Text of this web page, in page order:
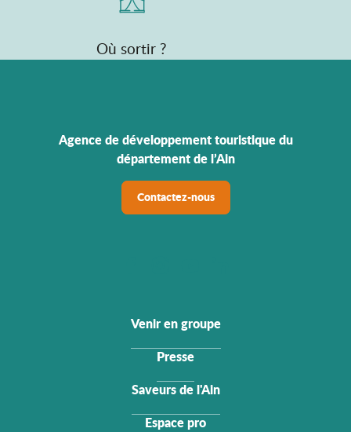
Où sortir ?
Agence de développement touristique du
département de l’Ain
Contactez-nous
Venir en groupe
Presse
Saveurs de l'Ain
Espace pro